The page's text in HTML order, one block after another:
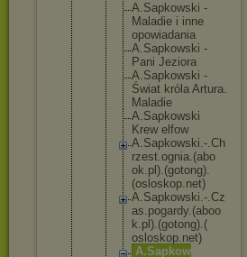
A.Sapkowski -
Maladie i inne
opowiadania
A.Sapkowski -
Pani Jeziora
A.Sapkowski -
Świat króla Artura.
Maladie
A.Sapkowski
Krew elfow
A.Sapkowski.-.Ch
rzest.ognia.(abo
ok.pl).(gotong).
(osloskop.net)
A.Sapkowski.-.Cz
as.pogardy.(aboo
k.pl).(gotong).(
osloskop.net)
A.Sapkow